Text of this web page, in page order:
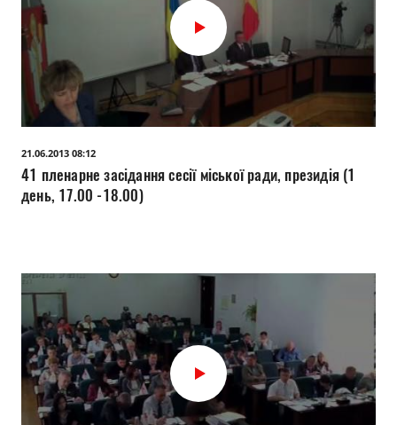
21.06.2013 08:12
41 пленарне засідання сесії міської ради, президія (1
день, 17.00 -18.00)